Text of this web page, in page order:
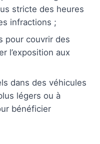
stricte des heures
infractions ;
pour couvrir des
l’exposition aux
dans des véhicules
légers ou à
bénéficier